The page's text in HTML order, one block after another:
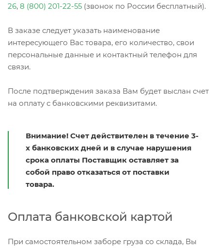
26, 8 (800) 201-22-55 (звонок по России бесплатный).
В заказе следует указать наименование
интересующего Вас товара, его количество, свои
персональные данные и контактный телефон для
связи.
После подтверждения заказа Вам будет выслан счет
на оплату с банковскими реквизитами.
Внимание! Счет действителен в течение 3-
х банковских дней и в случае нарушения
срока оплаты Поставщик оставляет за
собой право отказаться от поставки
товара.
Оплата банковской картой
При самостоятельном заборе груза со склада, Вы